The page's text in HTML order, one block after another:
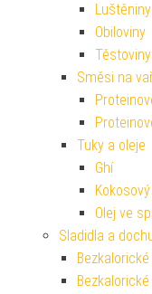
Luštěniny
Obiloviny
Těstoviny
Směsi na
Tuky a oleje
Ghí
Olej ve
Sladidla a